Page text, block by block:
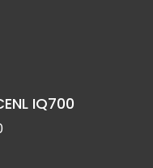
IQ700